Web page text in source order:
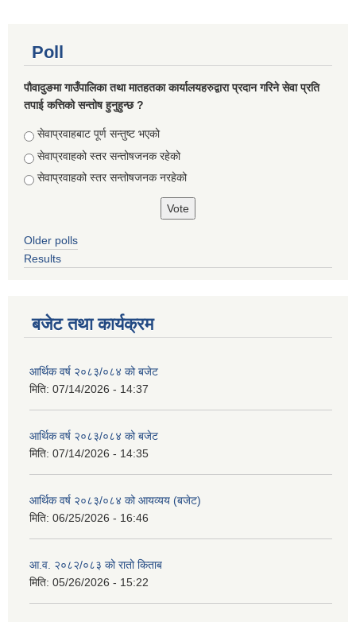
Poll
पौवादुङमा गाउँपालिका तथा मातहतका कार्यालयहरुद्वारा प्रदान गरिने सेवा प्रति
तपाई कत्तिको सन्तोष हुनुहुन्छ ?
Choices
सेवाप्रवाहबाट पूर्ण सन्तुष्ट भएको
सेवाप्रवाहको स्तर सन्तोषजनक रहेको
सेवाप्रवाहको स्तर सन्तोषजनक नरहेको
Older polls
Results
बजेट तथा कार्यक्रम
आर्थिक वर्ष २०८३/०८४ को बजेट
मिति: 07/14/2026 - 14:37
आर्थिक वर्ष २०८३/०८४ को बजेट
मिति: 07/14/2026 - 14:35
आर्थिक वर्ष २०८३/०८४ को आयव्यय (बजेट)
मिति: 06/25/2026 - 16:46
आ.व. २०८२/०८३ को रातो किताब
मिति: 05/26/2026 - 15:22